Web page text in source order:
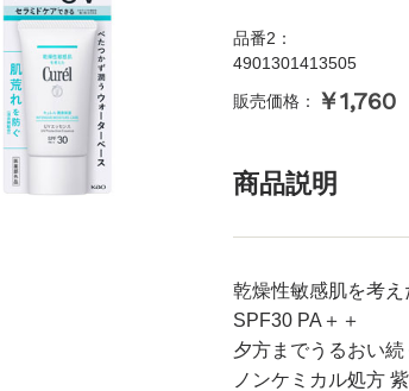
品番2：
4901301413505
販売価格：
￥1,760
商品説明
乾燥性敏感肌を考え
SPF30 PA＋＋
夕方までうるおい続
ノンケミカル処方